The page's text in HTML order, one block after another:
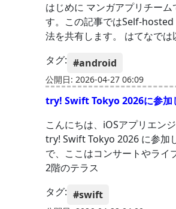
はじめに マンガアプリチー
す。この記事ではSelf-
法を共有します。 はてなで
タグ: #android
公開日: 2026-04-27 06:09
try! Swift Tokyo 2026に参加
こんにちは、iOSアプリエン
try! Swift Tokyo 2026 に参加
で、ここはコンサートやライ
2階のテラス
タグ: #swift